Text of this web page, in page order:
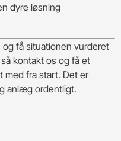
dyre løsning
og få situationen vurderet
kontakt os og få et
med fra start. Det er
anlæg ordentligt.